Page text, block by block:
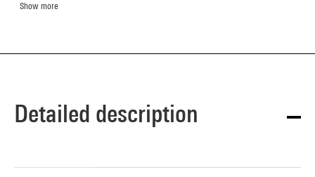
Show more
Detailed description